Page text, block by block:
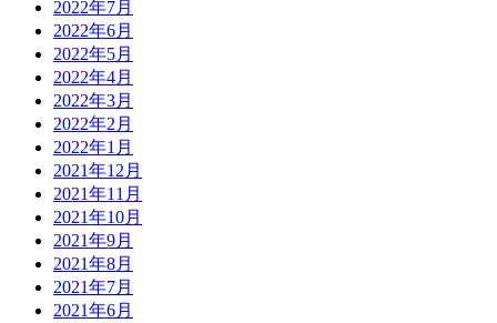
2022年7月
2022年6月
2022年5月
2022年4月
2022年3月
2022年2月
2022年1月
2021年12月
2021年11月
2021年10月
2021年9月
2021年8月
2021年7月
2021年6月